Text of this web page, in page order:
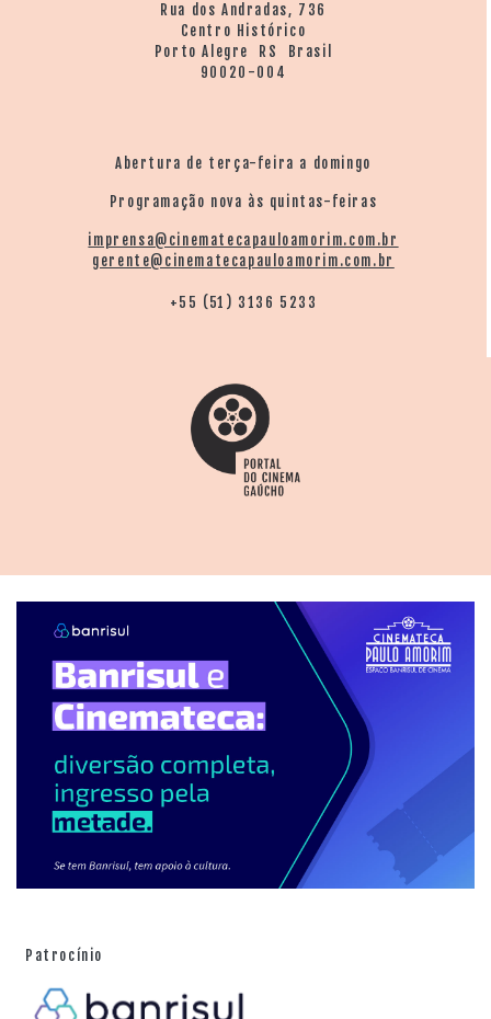
Rua dos Andradas, 736
Centro Histórico
Porto Alegre RS Brasil
90020-004
Abertura de terça-feira a domingo
Programação nova às quintas-feiras
imprensa@cinematecapauloamorim.com.br
gerente@cinematecapauloamorim.com.br
+55 (51) 3136 5233
Patrocínio